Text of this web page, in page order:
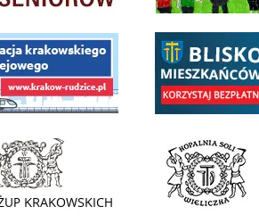
Społecznego
budowy linii kolejowej Krakow Rudzicelink do opisu aplikacji -
Żup Krakowskich Wieliczka link do strony Kopalni